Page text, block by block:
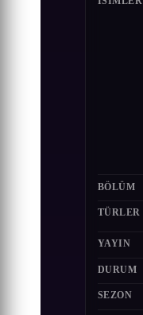
BÖLÜM
TÜRLER
YAYIN
DURUM
SEZON